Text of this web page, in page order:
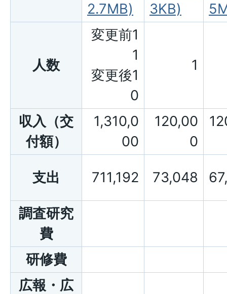
2.7MB)
3KB)
人数
変更前1
1
変更後1
0
1
収入（交
付額）
1,310,0
00
120,00
0
支出 711,192 73,048
調査研究
費
研修費
広報・広